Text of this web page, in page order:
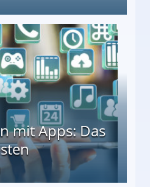
mit Apps: Das